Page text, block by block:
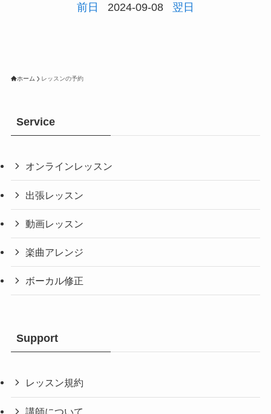
前日 2024-09-08 翌日
ホーム レッスンの予約
Service
オンラインレッスン
出張レッスン
動画レッスン
楽曲アレンジ
ボーカル修正
Support
レッスン規約
講師について